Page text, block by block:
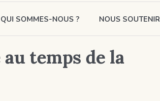
QUI SOMMES-NOUS ? NOUS SOUTENIR
temps de la